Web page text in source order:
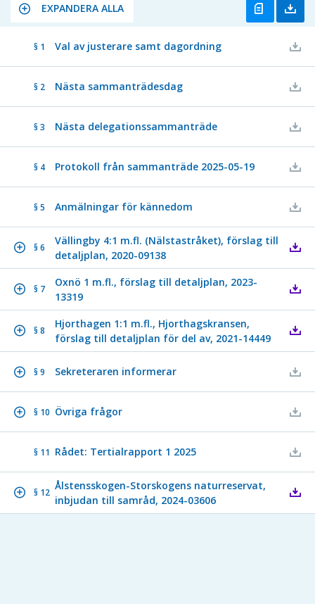
EXPANDERA ALLA
§ 1 Val av justerare samt dagordning
§ 2 Nästa sammanträdesdag
§ 3 Nästa delegationssammanträde
§ 4 Protokoll från sammanträde 2025-05-19
§ 5 Anmälningar för kännedom
§ 6
Vällingby 4:1 m.fl. (Nälstastråket), förslag till
detaljplan, 2020-09138
§ 7
Oxnö 1 m.fl., förslag till detaljplan, 2023-
13319
§ 8
Hjorthagen 1:1 m.fl., Hjorthagskransen,
förslag till detaljplan för del av, 2021-14449
§ 9 Sekreteraren informerar
§ 10 Övriga frågor
§ 11 Rådet: Tertialrapport 1 2025
§ 12
Ålstensskogen-Storskogens naturreservat,
inbjudan till samråd, 2024-03606